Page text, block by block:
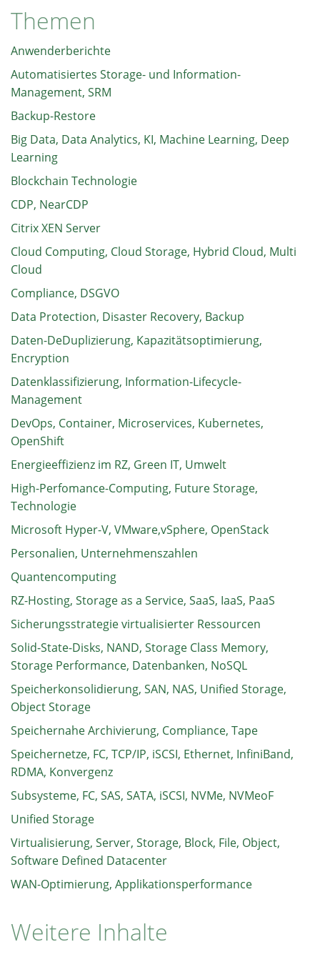
Themen
Anwenderberichte
Automatisiertes Storage- und Information-
Management, SRM
Backup-Restore
Big Data, Data Analytics, KI, Machine Learning, Deep
Learning
Blockchain Technologie
CDP, NearCDP
Citrix XEN Server
Cloud Computing, Cloud Storage, Hybrid Cloud, Multi
Cloud
Compliance, DSGVO
Data Protection, Disaster Recovery, Backup
Daten-DeDuplizierung, Kapazitätsoptimierung,
Encryption
Datenklassifizierung, Information-Lifecycle-
Management
DevOps, Container, Microservices, Kubernetes,
OpenShift
Energieeffizienz im RZ, Green IT, Umwelt
High-Perfomance-Computing, Future Storage,
Technologie
Microsoft Hyper-V, VMware,vSphere, OpenStack
Personalien, Unternehmenszahlen
Quantencomputing
RZ-Hosting, Storage as a Service, SaaS, IaaS, PaaS
Sicherungsstrategie virtualisierter Ressourcen
Solid-State-Disks, NAND, Storage Class Memory,
Storage Performance, Datenbanken, NoSQL
Speicherkonsolidierung, SAN, NAS, Unified Storage,
Object Storage
Speichernahe Archivierung, Compliance, Tape
Speichernetze, FC, TCP/IP, iSCSI, Ethernet, InfiniBand,
RDMA, Konvergenz
Subsysteme, FC, SAS, SATA, iSCSI, NVMe, NVMeoF
Unified Storage
Virtualisierung, Server, Storage, Block, File, Object,
Software Defined Datacenter
WAN-Optimierung, Applikationsperformance
Weitere Inhalte